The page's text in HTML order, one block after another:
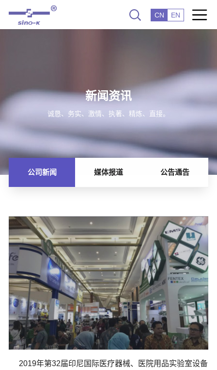
CN EN
新闻资讯
诚恳、务实、激情、执著、精炼、直接。
公司新闻 媒体报道 公告通告
2019年第32届印尼国际医疗器械、医院用品实验室设备